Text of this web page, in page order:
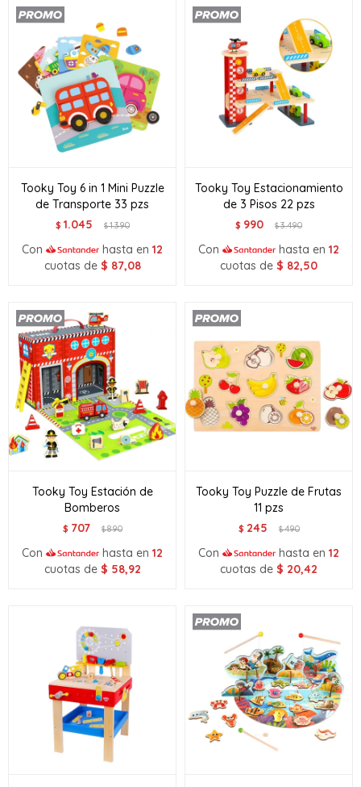
Tooky Toy 6 in 1 Mini Puzzle
de Transporte 33 pzs
$ 1.045 $1.390
Con hasta en 12
cuotas de $ 87,08
Tooky Toy Estacionamiento
de 3 Pisos 22 pzs
$ 990 $3.490
Con hasta en 12
cuotas de $ 82,50
Tooky Toy Estación de
Bomberos
$ 707 $890
Con hasta en 12
cuotas de $ 58,92
Tooky Toy Puzzle de Frutas
11 pzs
$ 245 $490
Con hasta en 12
cuotas de $ 20,42